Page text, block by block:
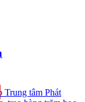
Trung tâm Phát